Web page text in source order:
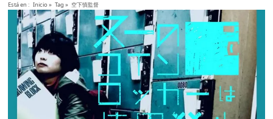
Está en : Inicio» Tag » 空下慎監督